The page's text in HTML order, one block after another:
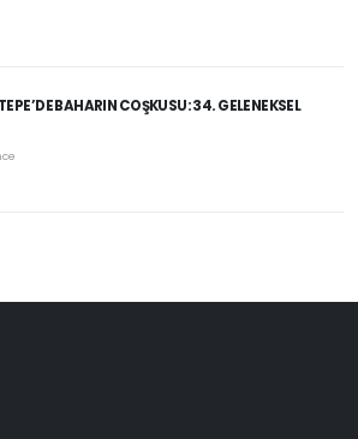
BAHARIN COŞKUSU: 34. GELENEKSEL